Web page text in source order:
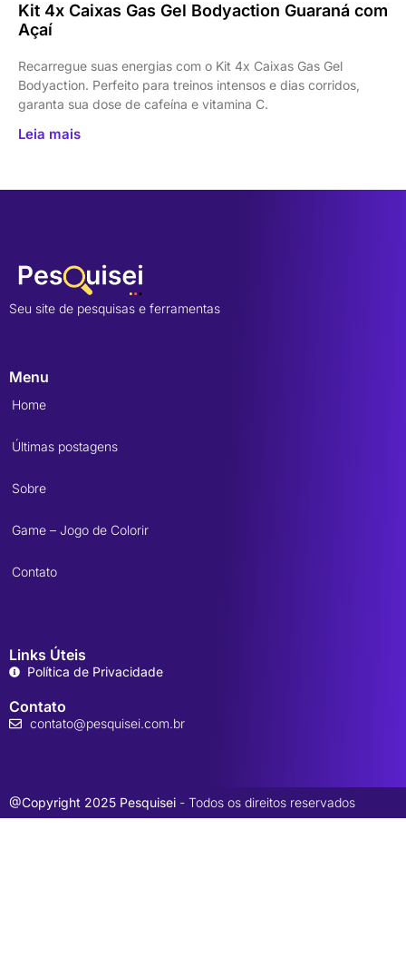
Kit 4x Caixas Gas Gel Bodyaction Guaraná com
Açaí
Recarregue suas energias com o Kit 4x Caixas Gas Gel
Bodyaction. Perfeito para treinos intensos e dias corridos,
garanta sua dose de cafeína e vitamina C.
Leia mais
Seu site de pesquisas e ferramentas
Menu
Home
Últimas postagens
Sobre
Game – Jogo de Colorir
Contato
Links Úteis
Política de Privacidade
Contato
contato@pesquisei.com.br
@Copyright 2025 Pesquisei - Todos os direitos reservados